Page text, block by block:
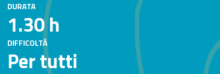
DURATA
1.30 h
DIFFICOLTÀ
Per tutti